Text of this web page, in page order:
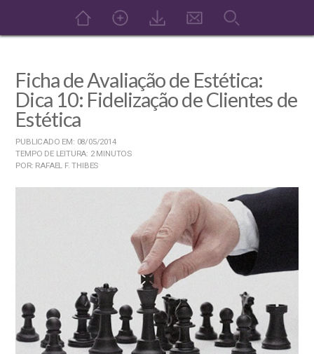
Ficha de Avaliação de Estética:
Dica 10: Fidelização de Clientes de
Estética
PUBLICADO EM: 08/05/2014
TEMPO DE LEITURA: 2 MINUTOS
POR: RAFAEL F. THIBES